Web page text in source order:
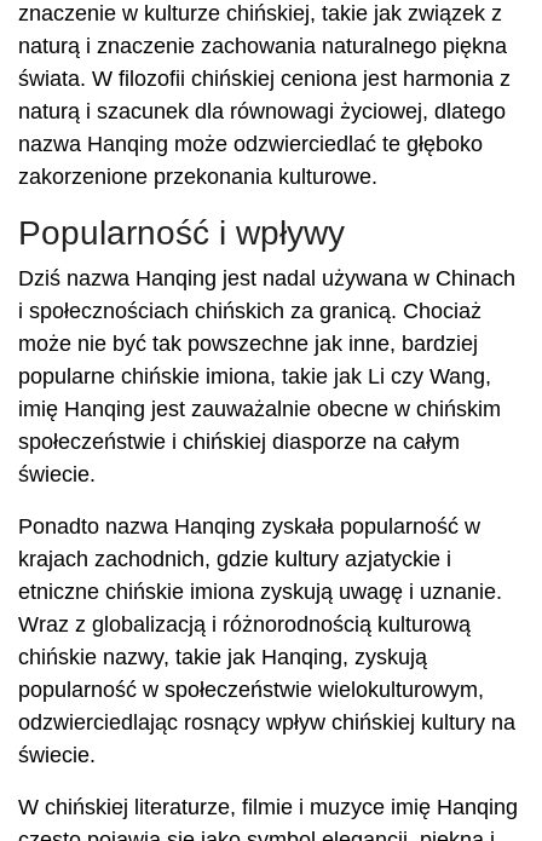
znaczenie w kulturze chińskiej, takie jak związek z
naturą i znaczenie zachowania naturalnego piękna
świata. W filozofii chińskiej ceniona jest harmonia z
naturą i szacunek dla równowagi życiowej, dlatego
nazwa Hanqing może odzwierciedlać te głęboko
zakorzenione przekonania kulturowe.
Popularność i wpływy
Dziś nazwa Hanqing jest nadal używana w Chinach
i społecznościach chińskich za granicą. Chociaż
może nie być tak powszechne jak inne, bardziej
popularne chińskie imiona, takie jak Li czy Wang,
imię Hanqing jest zauważalnie obecne w chińskim
społeczeństwie i chińskiej diasporze na całym
świecie.
Ponadto nazwa Hanqing zyskała popularność w
krajach zachodnich, gdzie kultury azjatyckie i
etniczne chińskie imiona zyskują uwagę i uznanie.
Wraz z globalizacją i różnorodnością kulturową
chińskie nazwy, takie jak Hanqing, zyskują
popularność w społeczeństwie wielokulturowym,
odzwierciedlając rosnący wpływ chińskiej kultury na
świecie.
W chińskiej literaturze, filmie i muzyce imię Hanqing